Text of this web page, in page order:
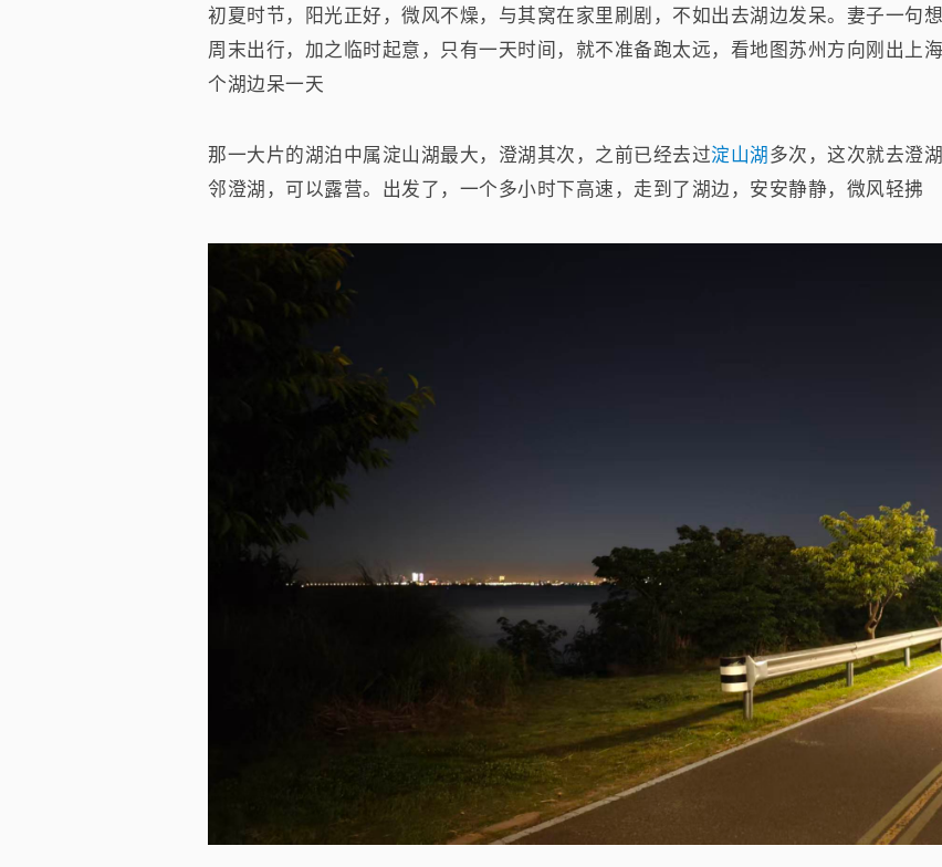
初夏时节，阳光正好，微风不燥，与其窝在家里刷剧，不如出去湖边发呆。妻子一句
周末出行，加之临时起意，只有一天时间，就不准备跑太远，看地图苏州方向刚出上
个湖边呆一天
那一大片的湖泊中属淀山湖最大，澄湖其次，之前已经去过淀山湖多次，这次就去澄
邻澄湖，可以露营。出发了，一个多小时下高速，走到了湖边，安安静静，微风轻拂